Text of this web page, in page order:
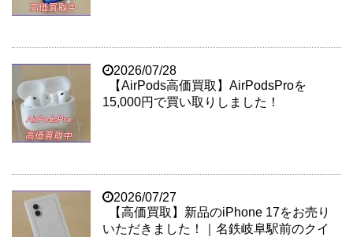
2026/07/28
【AirPods高価買取】AirPodsProを
15,000円で買い取りしました！
2026/07/27
【高価買取】新品のiPhone 17をお売り
いただきました！｜名鉄岐阜駅前のクイ